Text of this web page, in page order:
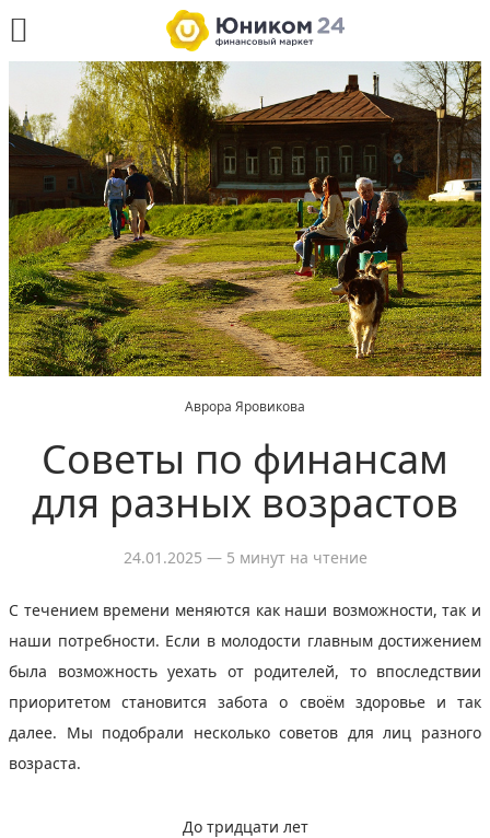
Аврора Яровикова
Советы по финансам
для разных возрастов
24.01.2025 — 5 минут на чтение
C течением времени меняются как наши возможности, так и
наши потребности. Если в молодости главным достижением
была возможность уехать от родителей, то впоследствии
приоритетом становится забота о своём здоровье и так
далее. Мы подобрали несколько советов для лиц разного
возраста.
До тридцати лет